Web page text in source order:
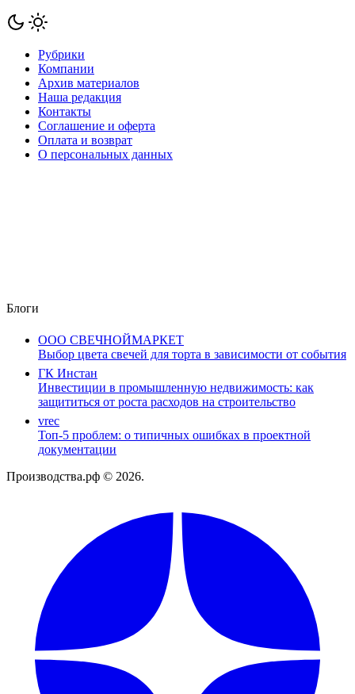
Рубрики
Компании
Архив материалов
Наша редакция
Контакты
Соглашение и оферта
Оплата и возврат
О персональных данных
Блоги
ООО СВЕЧНОЙМАРКЕТ
Выбор цвета свечей для торта в зависимости от события
ГК Инстан
Инвестиции в промышленную недвижимость: как
защититься от роста расходов на строительство
vrec
Топ-5 проблем: о типичных ошибках в проектной
документации
Производства.рф © 2026.